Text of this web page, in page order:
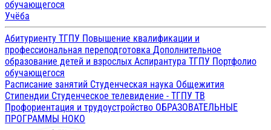
обучающегося
Учёба
Абитуриенту ТГПУ Повышение квалификации и
профессиональная переподготовка Дополнительное
образование детей и взрослых Аспирантура ТГПУ Портфолио
обучающегося
Расписание занятий Студенческая наука Общежития
Стипендии Студенческое телевидение - ТГПУ ТВ
Профориентация и трудоустройство ОБРАЗОВАТЕЛЬНЫЕ
ПРОГРАММЫ НОКО